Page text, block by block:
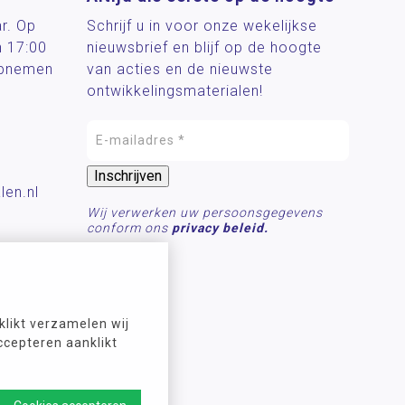
verzamelen wij
aanklikt
Op
17:00
Schrijf u in voor onze wekelijkse
nieuwsbrief en blijf op de hoogte
van acties en de nieuwste
ontwikkelingsmaterialen!
Wij verwerken uw persoonsgegevens
conform ons privacy beleid.